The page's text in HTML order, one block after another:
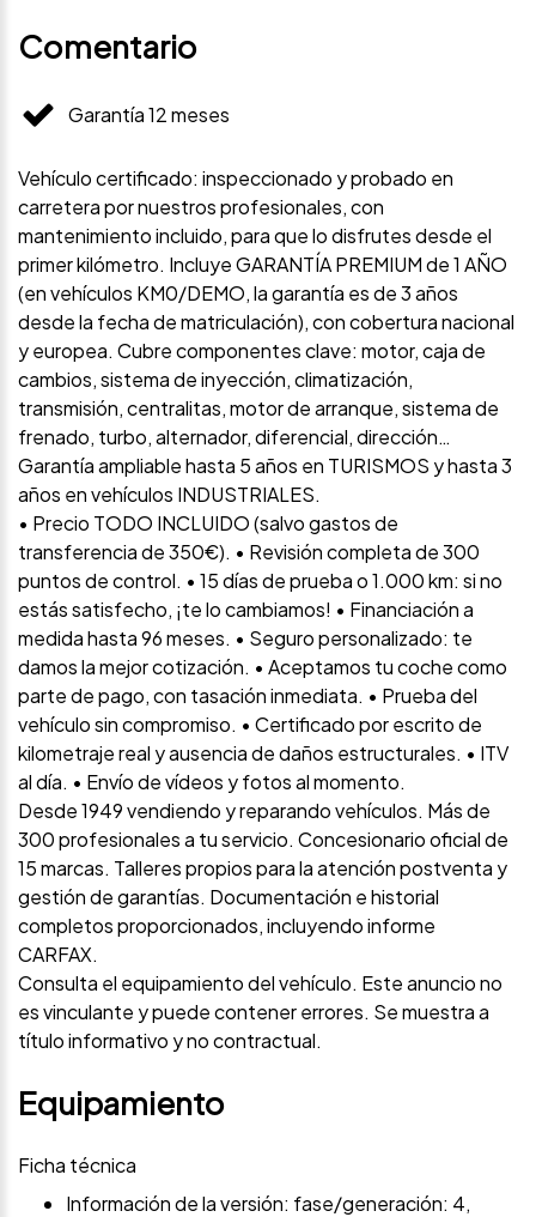
Comentario
Garantía 12 meses
Vehículo certificado: inspeccionado y probado en
carretera por nuestros profesionales, con
mantenimiento incluido, para que lo disfrutes desde el
primer kilómetro. Incluye GARANTÍA PREMIUM de 1 AÑO
(en vehículos KM0/DEMO, la garantía es de 3 años
desde la fecha de matriculación), con cobertura nacional
y europea. Cubre componentes clave: motor, caja de
cambios, sistema de inyección, climatización,
transmisión, centralitas, motor de arranque, sistema de
frenado, turbo, alternador, diferencial, dirección…
Garantía ampliable hasta 5 años en TURISMOS y hasta 3
años en vehículos INDUSTRIALES.
• Precio TODO INCLUIDO (salvo gastos de
transferencia de 350€). • Revisión completa de 300
puntos de control. • 15 días de prueba o 1.000 km: si no
estás satisfecho, ¡te lo cambiamos! • Financiación a
medida hasta 96 meses. • Seguro personalizado: te
damos la mejor cotización. • Aceptamos tu coche como
parte de pago, con tasación inmediata. • Prueba del
vehículo sin compromiso. • Certificado por escrito de
kilometraje real y ausencia de daños estructurales. • ITV
al día. • Envío de vídeos y fotos al momento.
Desde 1949 vendiendo y reparando vehículos. Más de
300 profesionales a tu servicio. Concesionario oficial de
15 marcas. Talleres propios para la atención postventa y
gestión de garantías. Documentación e historial
completos proporcionados, incluyendo informe
CARFAX.
Consulta el equipamiento del vehículo. Este anuncio no
es vinculante y puede contener errores. Se muestra a
título informativo y no contractual.
Equipamiento
Ficha técnica
Información de la versión: fase/generación: 4,